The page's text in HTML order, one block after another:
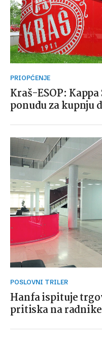
PRIOPĆENJE
Kraš-ESOP:
ponudu za kupnju
POSLOVNI TRILER
Hanfa ispituje
pritiska na